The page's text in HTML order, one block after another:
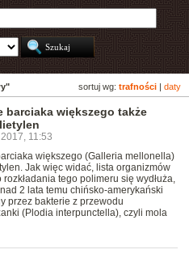
sortuj wg: trafności daty
barciaka większego także
11:53
większego (Galleria mellonella)
Jak więc widać, lista organizmów
tego polimeru się wydłuża,
2 lata temu chińsko-amerykański
przez bakterie z przewodu
(Plodia interpunctella), czyli mola